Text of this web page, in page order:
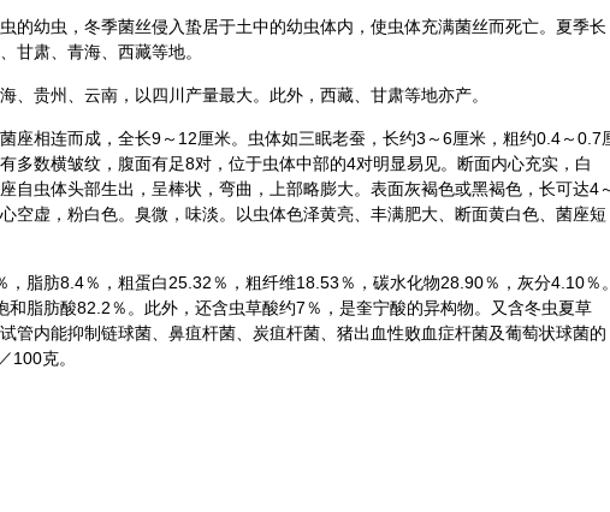
的幼虫，冬季菌丝侵入蛰居于土中的幼虫体内，使虫体充满菌丝而死亡。夏季长
甘肃、青海、西藏等地。
、贵州、云南，以四川产量最大。此外，西藏、甘肃等地亦产。
菌座相连而成，全长9～12厘米。虫体如三眠老蚕，长约3～6厘米，粗约0.4～0.7
多数横皱纹，腹面有足8对，位于虫体中部的4对明显易见。断面内心充实，白
自虫体头部生出，呈棒状，弯曲，上部略膨大。表面灰褐色或黑褐色，长可达4
空虚，粉白色。臭微，味淡。以虫体色泽黄亮、丰满肥大、断面黄白色、菌座短
，脂肪8.4％，粗蛋白25.32％，粗纤维18.53％，碳水化物28.90％，灰分4.10％
和脂肪酸82.2％。此外，还含虫草酸约7％，是奎宁酸的异构物。又含冬虫夏草
管内能抑制链球菌、鼻疽杆菌、炭疽杆菌、猪出血性败血症杆菌及葡萄状球菌的
100克。